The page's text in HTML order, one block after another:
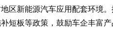
区新能源汽车应用配套环境
短板等政策，鼓励车企丰富